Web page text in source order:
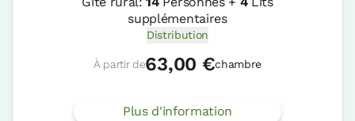
supplémentaires
Distribution
À partir de63,00 €chambre
Plus d'information